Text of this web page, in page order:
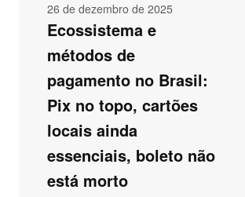
26 de dezembro de 2025
Ecossistema e
métodos de
pagamento no Brasil:
Pix no topo, cartões
locais ainda
essenciais, boleto não
está morto